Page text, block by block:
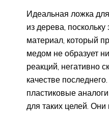
Идеальная ложка
из дерева,
материал, который
медом не образует
реакций, негативно
качестве
пластиковые
для таких целей. Они